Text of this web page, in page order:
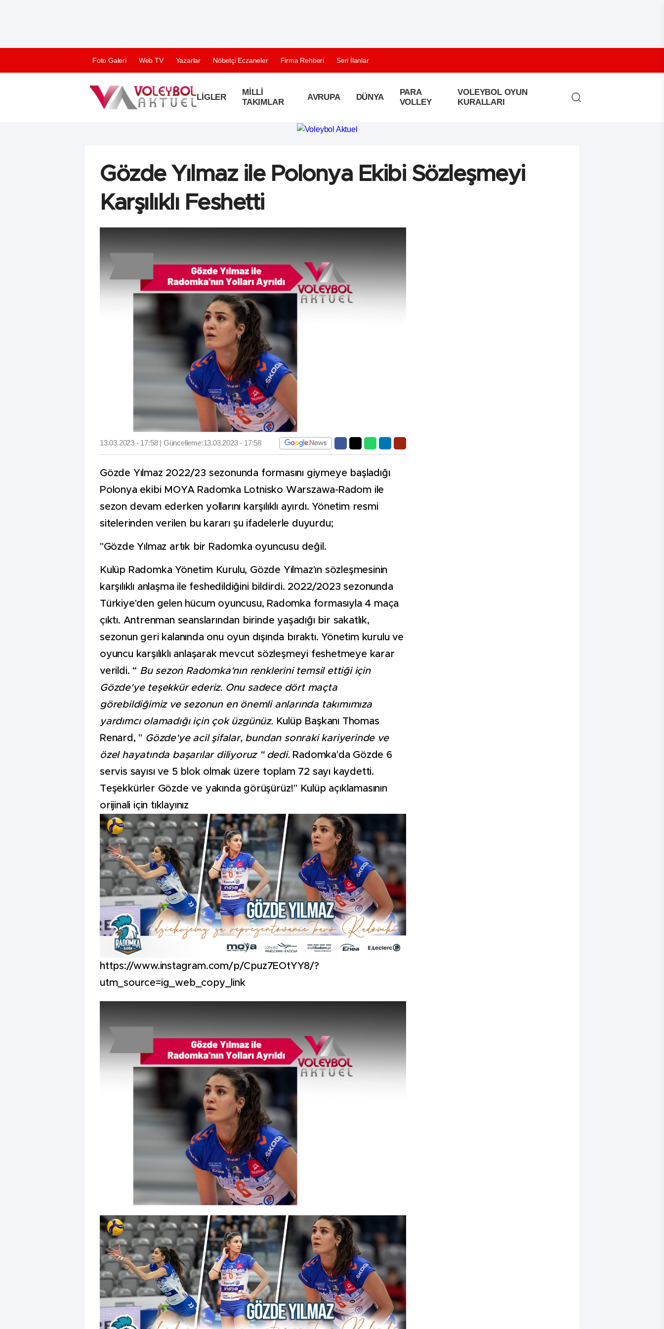
Foto Galeri Web TV Yazarlar Nöbetçi Eczaneler Firma Rehberi Seri İlanlar
LIGLER
MILLI
TAKIMLAR
AVRUPA DÜNYA
PARA
VOLLEY
VOLEYBOL OYUN
KURALLARI
Gözde Yılmaz ile Polonya Ekibi Sözleşmeyi
Karşılıklı Feshetti
13.03.2023 - 17:58 | Güncelleme:13.03.2023 - 17:58
Gözde Yılmaz 2022/23 sezonunda formasını giymeye başladığı
Polonya ekibi MOYA Radomka Lotnisko Warszawa-Radom ile
sezon devam ederken yollarını karşılıklı ayırdı. Yönetim resmi
sitelerinden verilen bu kararı şu ifadelerle duyurdu;
''Gözde Yılmaz artık bir Radomka oyuncusu değil.
Kulüp Radomka Yönetim Kurulu, Gözde Yılmaz'ın sözleşmesinin
karşılıklı anlaşma ile feshedildiğini bildirdi. 2022/2023 sezonunda
Türkiye'den gelen hücum oyuncusu, Radomka formasıyla 4 maça
çıktı. Antrenman seanslarından birinde yaşadığı bir sakatlık,
sezonun geri kalanında onu oyun dışında bıraktı. Yönetim kurulu ve
oyuncu karşılıklı anlaşarak mevcut sözleşmeyi feshetmeye karar
verildi. “ Bu sezon Radomka'nın renklerini temsil ettiği için
Gözde'ye teşekkür ederiz. Onu sadece dört maçta
görebildiğimiz ve sezonun en önemli anlarında takımımıza
yardımcı olamadığı için çok üzgünüz. Kulüp Başkanı Thomas
Renard, " Gözde'ye acil şifalar, bundan sonraki kariyerinde ve
özel hayatında başarılar diliyoruz " dedi.Radomka'da Gözde 6
servis sayısı ve 5 blok olmak üzere toplam 72 sayı kaydetti.
Teşekkürler Gözde ve yakında görüşürüz!'' Kulüp açıklamasının
orijinali için tıklayınız
https://www.instagram.com/p/Cpuz7EOtYY8/?
utm_source=ig_web_copy_link